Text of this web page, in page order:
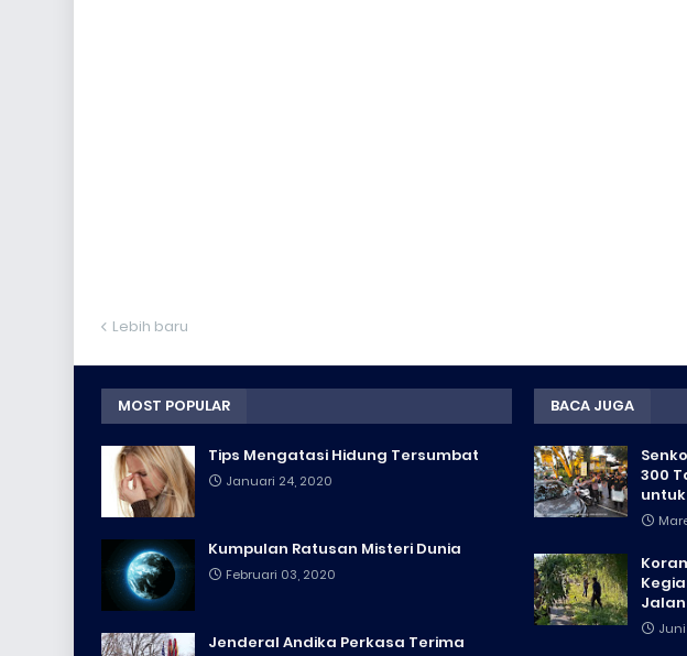
Lebih baru
MOST POPULAR
Tips Mengatasi Hidung Tersumbat
Januari 24, 2020
Kumpulan Ratusan Misteri Dunia
Februari 03, 2020
Jenderal Andika Perkasa Terima
BACA JUGA
300